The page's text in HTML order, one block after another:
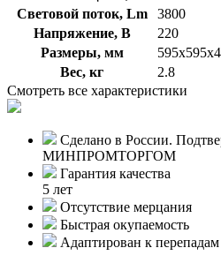
Световой поток, Lm
3800
Напряжение, В
220
Размеры, мм
Вес, кг
2.8
Смотреть все характеристики
Сделано в России.
МИНПРОМТОРГОМ
Гарантия качества
5 лет
Отсутствие мерцания
Быстрая окупаемость
Адаптирован к